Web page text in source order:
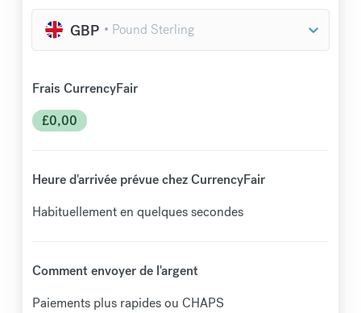
GBP
Frais CurrencyFair
£0,00
Heure d'arrivée prévue chez CurrencyFair
Habituellement en quelques secondes
Comment envoyer de l'argent
Paiements plus rapides ou CHAPS